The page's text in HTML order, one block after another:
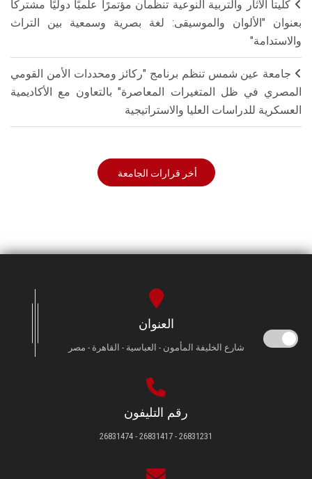
كليتا الآثار والتربية النوعية تنظمان مؤتمرًا علميًا دوليًا مشتركًا
بعنوان "الألوان والموسيقى: لغة بصرية وسمعية بين التراث
والاستدامة"
جامعة عين شمس تنظم برنامج "ركائز ومحددات الأمن القومي
المصري في ظل المتغيرات المعاصرة" بالتعاون مع الأكاديمية
العسكرية للدراسات العليا والاستراتيجية
أخر قرارات الجامعة
العنوان
شارع الخليفة المأمون - العباسية - القاهرة - مصر
رقم التليفون
26831231 - 26831417 - 26831474